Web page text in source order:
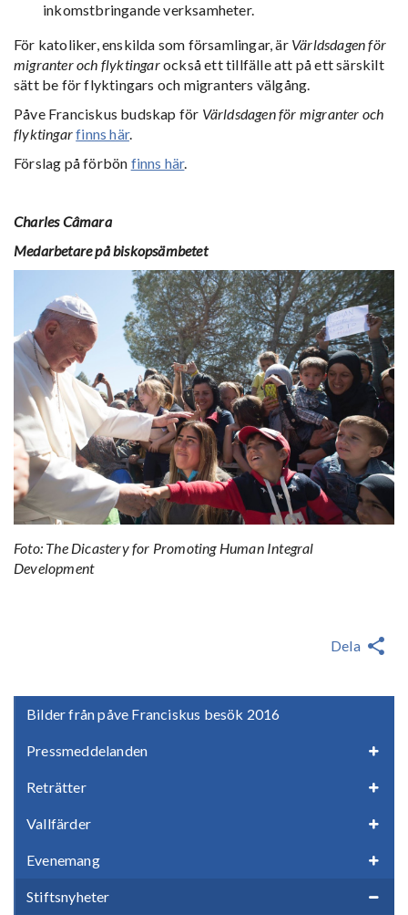
Bilder från påve Franciskus besök 2016
Pressmeddelanden
Reträtter
Vallfärder
Evenemang
Stiftsnyheter
inkomstbringande verksamheter.
För katoliker, enskilda som församlingar, är Världsdagen för
migranter och flyktingarockså ett tillfälle att på ett särskilt
sätt be för flyktingars och migranters välgång.
Påve Franciskus budskap för Världsdagen för migranter och
flyktingarfinns här.
Förslag på förbön finns här.
Charles Câmara
Medarbetare på biskopsämbetet
Foto: The Dicastery for Promoting Human Integral
Development
Dela